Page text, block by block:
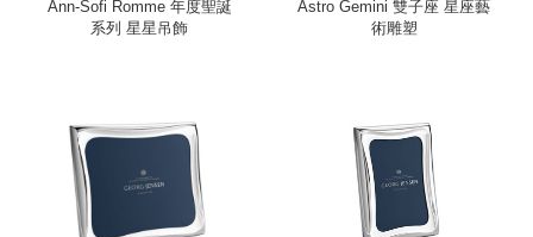
Ann-Sofi Romme 年度聖誕
系列 星星吊飾
Astro Gemini 雙子座 星座藝
術雕塑